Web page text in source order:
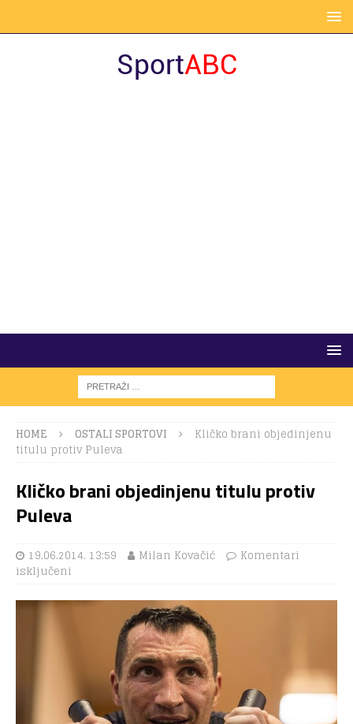
HOME OSTALI SPORTOVI
Kličko brani objedinjenu
titulu protiv Puleva
Kličko brani objedinjenu titulu protiv
Puleva
19.06.2014. 13:59 Milan Kovačić
Komentari
isključeni